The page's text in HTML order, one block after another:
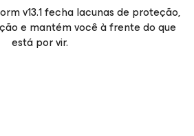
v13.1 fecha lacunas de proteção,
e mantém você à frente do que
está por vir.